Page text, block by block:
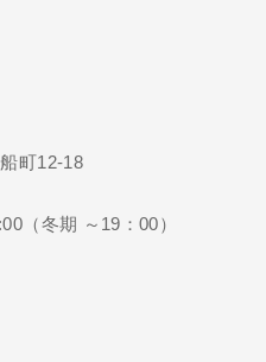
町12-18
（冬期 ～19：00）